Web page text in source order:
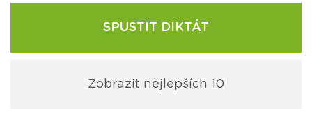
SPUSTIT DIKTÁT
Zobrazit nejlepších 10